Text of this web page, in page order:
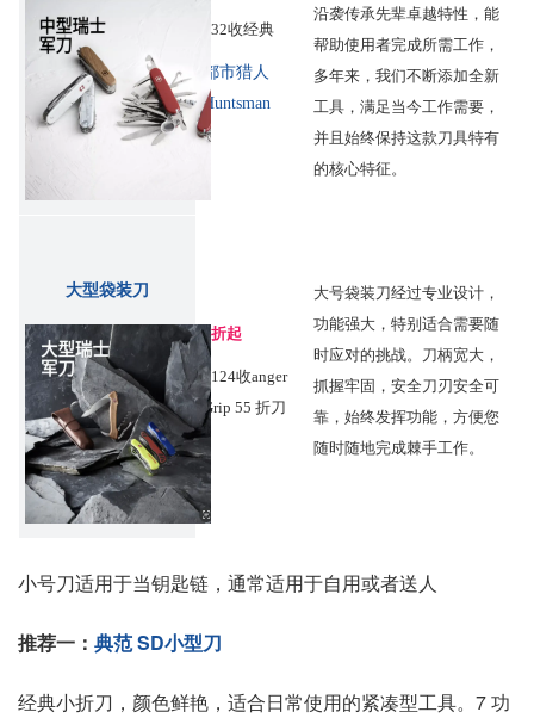
€32收经典
都市猎人
Huntsman
沿袭传承先辈卓越特性，能
帮助使用者完成所需工作，
多年来，我们不断添加全新
工具，满足当今工作需要，
并且始终保持这款刀具特有
的核心特征。
大型袋装刀
7折起
€124收anger
Grip 55 折刀
大号袋装刀经过专业设计，
功能强大，特别适合需要随
时应对的挑战。刀柄宽大，
抓握牢固，安全刀刃安全可
靠，始终发挥功能，方便您
随时随地完成棘手工作。
小号刀适用于当钥匙链，通常适用于自用或者送人
推荐一： 典范 SD小型刀
经典小折刀，颜色鲜艳，适合日常使用的紧凑型工具。7 功